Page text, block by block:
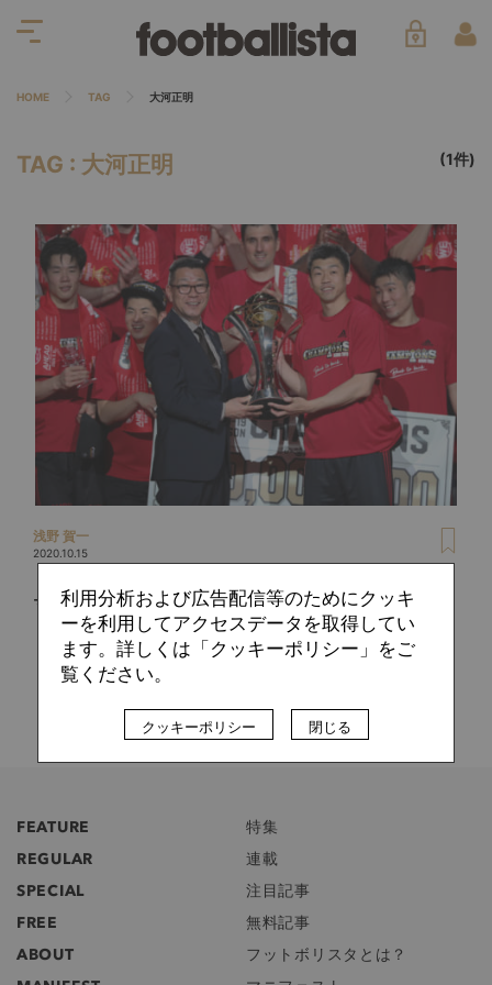
HOME TAG 大河正明
TAG : 大河正明 (1件)
浅野 賀一
2020.10.15
マン・大河正明のJリーグへの提言
FEATURE
特集
REGULAR
連載
SPECIAL
注目記事
FREE
無料記事
ABOUT
フットボリスタとは？
利用分析および広告配信等のためにクッキ
ーを利用してアクセスデータを取得してい
ます。詳しくは「クッキーポリシー」をご
覧ください。
クッキーポリシー 閉じる